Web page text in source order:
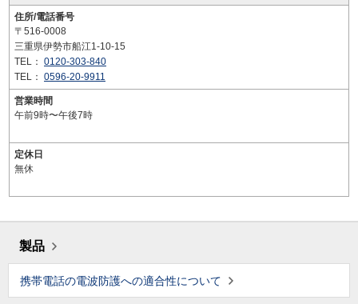
住所/電話番号
〒516-0008
三重県伊勢市船江1-10-15
TEL： 0120-303-840
TEL： 0596-20-9911
営業時間
午前9時〜午後7時
定休日
無休
製品
携帯電話の電波防護への適合性について